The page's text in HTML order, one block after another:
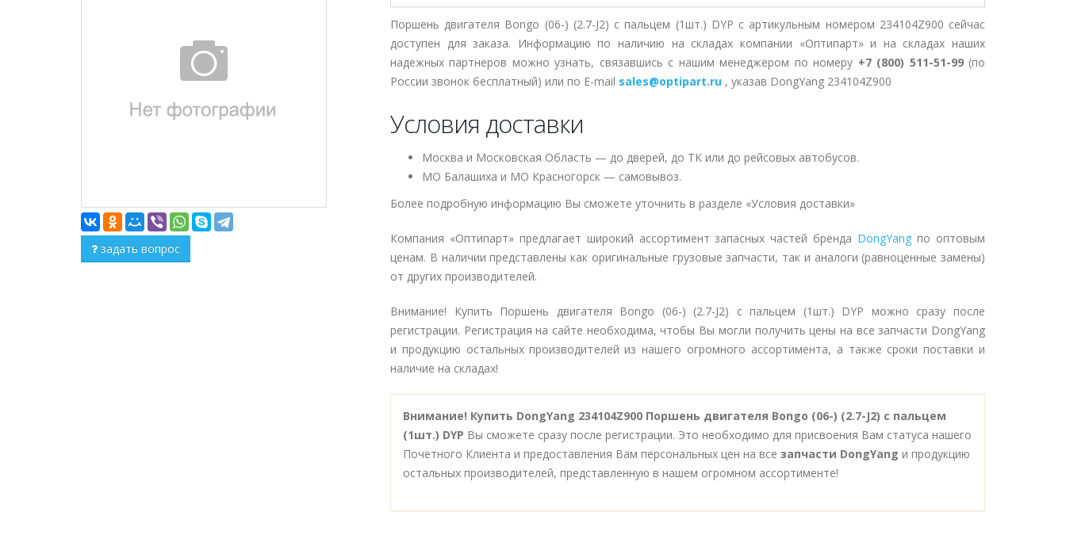
задать вопрос
Поршень двигателя Bongo (06-) (2.7-J2) с пальцем (1шт.) DYP с артикульным номером 234104Z900 сейчас
доступен для заказа. Информацию по наличию на складах компании «Оптипарт» и на складах наших
надежных партнеров можно узнать, связавшись с нашим менеджером по номеру +7 (800) 511-51-99(по
России звонок бесплатный) или по E-mail sales@optipart.ru , указав DongYang 234104Z900
Условия доставки
Москва и Московская Область — до дверей, до ТК или до рейсовых автобусов.
МО Балашиха и МО Красногорск — самовывоз.
Более подробную информацию Вы сможете уточнить в разделе «Условия доставки»
Компания «Оптипарт» предлагает широкий ассортимент запасных частей бренда DongYang по оптовым
ценам. В наличии представлены как оригинальные грузовые запчасти, так и аналоги (равноценные замены)
от других производителей.
Внимание! Купить Поршень двигателя Bongo (06-) (2.7-J2) с пальцем (1шт.) DYP можно сразу после
регистрации. Регистрация на сайте необходима, чтобы Вы могли получить цены на все запчасти DongYang
и продукцию остальных производителей из нашего огромного ассортимента, а также сроки поставки и
наличие на складах!
Внимание! Купить DongYang 234104Z900 Поршень двигателя Bongo (06-) (2.7-J2) с пальцем
(1шт.) DYP Вы сможете сразу после регистрации. Это необходимо для присвоения Вам статуса нашего
Почетного Клиента и предоставления Вам персональных цен на все запчасти DongYang и продукцию
остальных производителей, представленную в нашем огромном ассортименте!